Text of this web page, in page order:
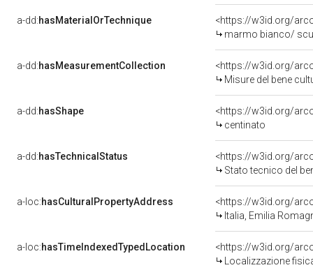
a-dd:hasMaterialOrTechnique
<https://w3id.org/
marmo bianco/
a-dd:hasMeasurementCollection
<https://w3id.org/
Misure del bene
a-dd:hasShape
<https://w3id.org/
centinato
a-dd:hasTechnicalStatus
<https://w3id.org/
Stato tecnico del
a-loc:hasCulturalPropertyAddress
<https://w3id.org/
Italia, Emilia
a-loc:hasTimeIndexedTypedLocation
<https://w3id.org/
Localizzazione